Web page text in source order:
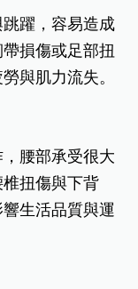
躍，容易造成
損傷或足部扭
與肌力流失。
腰部承受很大
扭傷與下背
生活品質與運